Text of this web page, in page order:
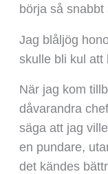
börja så snabbt
Jag blåljög
skulle bli kul att
När jag kom
dåvarandra
säga att jag
en pundare,
det kändes